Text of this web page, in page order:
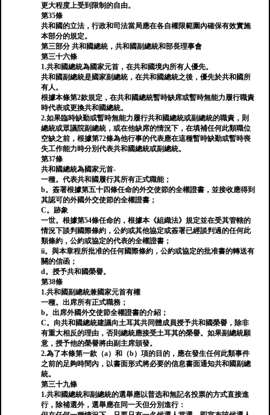
更大程度上受到限制的自由。
第35條
共和國的立法，行政和司法當局應在各自權限範圍內確保有效實施
本部分的規定。
第三部分 共和國總統，共和國副總統和部長理事會
第三十六條
1.共和國總統為國家元首，在共和國境內所有人優先。
共和國副總統是國家副總統，在共和國總統之後，優先於共和國所
有人。
根據本條第2款規定，在共和國總統暫時缺席或暫時無能力履行職責
時代表或更換共和國總統。
2.如果臨時缺勤或暫時無能力履行共和國總統或副總統的職責，則
總統或眾議院副總統，或在他缺席的情況下，在填補任何此類職位
空缺之前，根據第72條為他行事的代表應在這種暫時缺勤或暫時喪
失工作能力時分別代表共和國總統或副總統。
第37條
共和國總統為國家元首-
一種。代表共和國履行其所有正式職能；
b。簽署根據第五十四條任命的外交使節的全權證書，並接收應得到
其認可的外國外交使節的全權證書；
C。跡象
一世。根據第54條任命的，根據本《組織法》規定並在受其管轄的
情況下談判國際條約，公約或其他協定或簽署已經談判過的任何此
類條約，公約或協定的代表的全權證書；
ii。與本章程所批准的任何國際條約，公約或協定的批准書的轉送有
關的信函；
d。授予共和國榮譽。
第38條
1.共和國副總統兼國家元首有權
一種。出席所有正式職務；
b。出席外國外交使節全權證書的介紹；
C。向共和國總統建議向土耳其共同體成員授予共和國榮譽，除非
有重大相反的理由，否則總統應接受土耳其的榮譽。如果副總統願
意，授予他的榮譽將由副主席頒發。
2.為了本條第一款（a）和（b）項的目的，應在發生任何此類事件
之前的足夠時間內，以書面形式將必要的信息書面通知共和國副總
統。
第三十九條
1.共和國總統和副總統的選舉應以普选和無記名投票的方式直接進
行，除補選外，選舉應在同一天但分別進行：